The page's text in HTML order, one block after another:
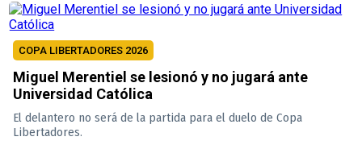
COPA LIBERTADORES 2026
Miguel Merentiel se lesionó y no jugará ante
Universidad Católica
El delantero no será de la partida para el duelo de Copa
Libertadores.